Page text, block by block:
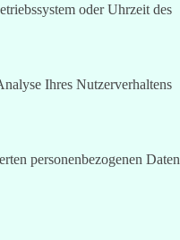
oder Uhrzeit des
Ihres Nutzerverhaltens
personenbezogenen Daten